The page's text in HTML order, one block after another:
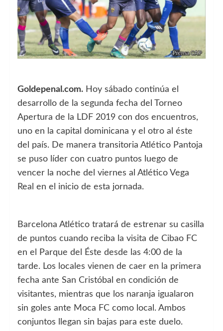
Goldepenal.com. Hoy sábado continúa el
desarrollo de la segunda fecha del Torneo
Apertura de la LDF 2019 con dos encuentros,
uno en la capital dominicana y el otro al éste
del país. De manera transitoria Atlético Pantoja
se puso líder con cuatro puntos luego de
vencer la noche del viernes al Atlético Vega
Real en el inicio de esta jornada.
Barcelona Atlético tratará de estrenar su casilla
de puntos cuando reciba la visita de Cibao FC
en el Parque del Éste desde las 4:00 de la
tarde. Los locales vienen de caer en la primera
fecha ante San Cristóbal en condición de
visitantes, mientras que los naranja igualaron
sin goles ante Moca FC como local. Ambos
conjuntos llegan sin bajas para este duelo.